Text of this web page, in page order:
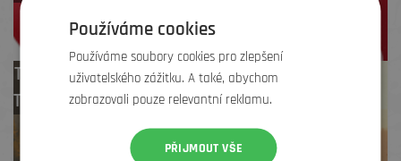
Test centrum
TREK zdarma
Používáme cookies
Používáme soubory cookies pro zlepšení
uživatelského zážitku. A také, abychom
zobrazovali pouze relevantní reklamu.
PŘIJMOUT VŠE